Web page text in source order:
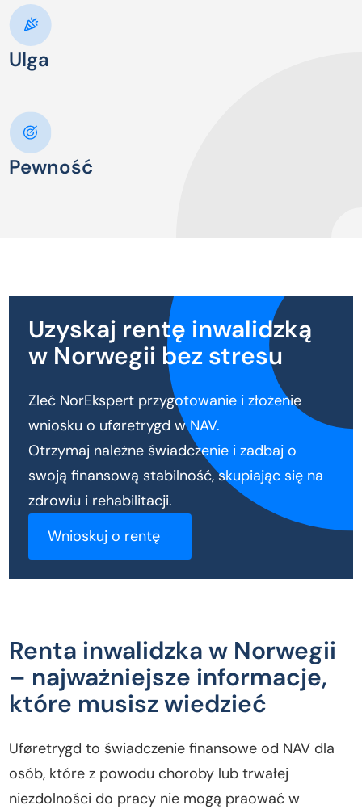
Ulga
Pewność
Uzyskaj rentę inwalidzką
w Norwegii bez stresu
Zleć NorEkspert przygotowanie i złożenie
wniosku o uføretrygd w NAV.
Otrzymaj należne świadczenie i zadbaj o
swoją finansową stabilność, skupiając się na
zdrowiu i rehabilitacji.
Wnioskuj o rentę
Renta inwalidzka w Norwegii
– najważniejsze informacje,
które musisz wiedzieć
Uføretrygd to świadczenie finansowe od NAV dla
osób, które z powodu choroby lub trwałej
niezdolności do pracy nie mogą praować w